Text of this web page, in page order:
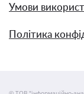
Умови
Політика